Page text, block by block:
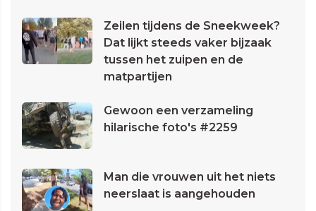
Zeilen tijdens de Sneekweek?
Dat lijkt steeds vaker bijzaak
tussen het zuipen en de
matpartijen
Gewoon een verzameling
hilarische foto's #2259
Man die vrouwen uit het niets
neerslaat is aangehouden